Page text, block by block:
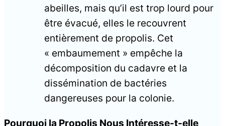
abeilles, mais qu’il est trop lourd pour
être évacué, elles le recouvrent
entièrement de propolis. Cet
« embaumement » empêche la
décomposition du cadavre et la
dissémination de bactéries
dangereuses pour la colonie.
Pourquoi la Propolis Nous Intéresse-t-elle